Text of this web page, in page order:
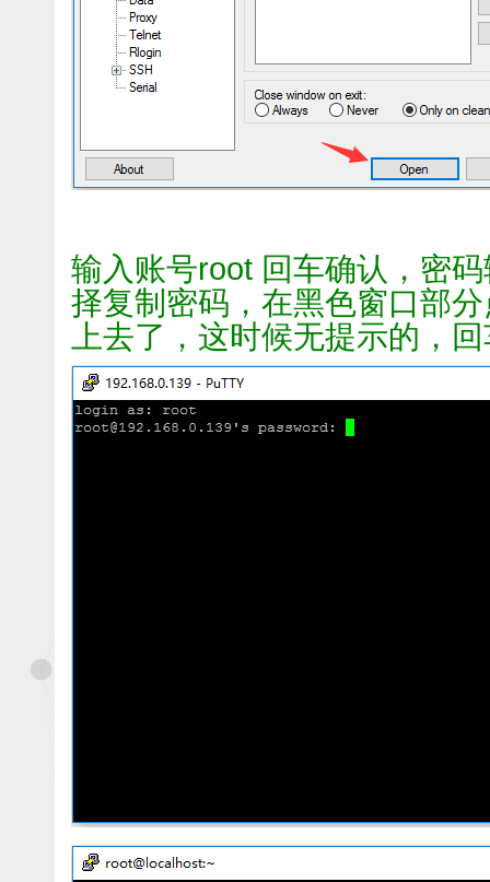
输入账号root 回车确认，密
择复制密码，在黑色窗口部
上去了，这时候无提示的，